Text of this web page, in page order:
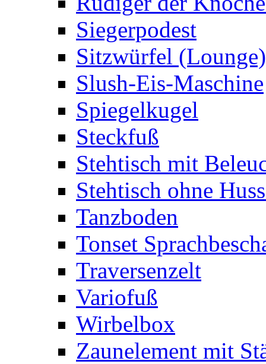
Siegerpodest
Sitzwürfel (Lounge)
Slush-Eis-Maschine
Spiegelkugel
Steckfuß
Stehtisch mit
Stehtisch ohne
Tanzboden
Tonset
Traversenzelt
Variofuß
Wirbelbox
Zaunelement mit